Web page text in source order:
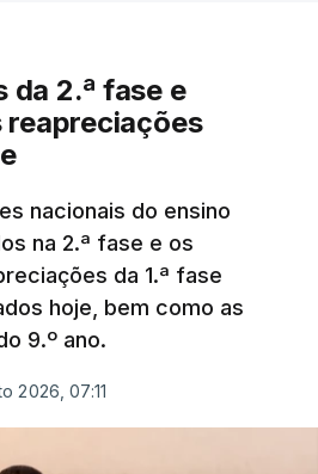
da 2.ª fase e
nacionais do ensino
na 2.ª fase e os
da 1.ª fase
hoje, bem como as
9.º ano.
2026, 07:11